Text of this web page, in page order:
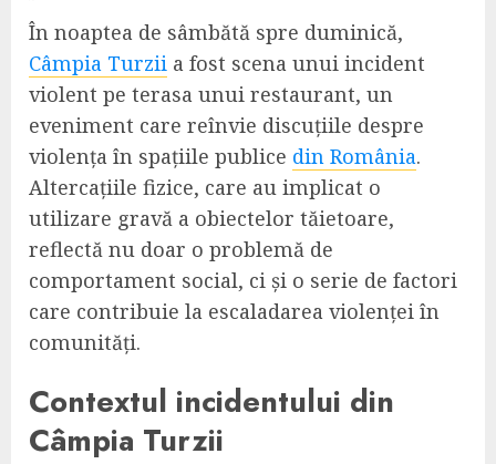
În noaptea de sâmbătă spre duminică,
Câmpia Turzii a fost scena unui incident
violent pe terasa unui restaurant, un
eveniment care reînvie discuțiile despre
violența în spațiile publice din România.
Altercațiile fizice, care au implicat o
utilizare gravă a obiectelor tăietoare,
reflectă nu doar o problemă de
comportament social, ci și o serie de factori
care contribuie la escaladarea violenței în
comunități.
Contextul incidentului din
Câmpia Turzii